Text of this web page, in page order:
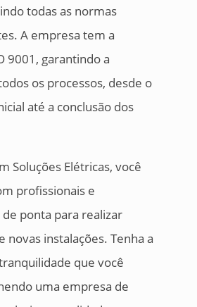
todas as normas
A empresa tem a
9001, garantindo a
os processos, desde o
até a conclusão dos
Soluções Elétricas, você
profissionais e
ponta para realizar
novas instalações. Tenha a
que você
uma empresa de